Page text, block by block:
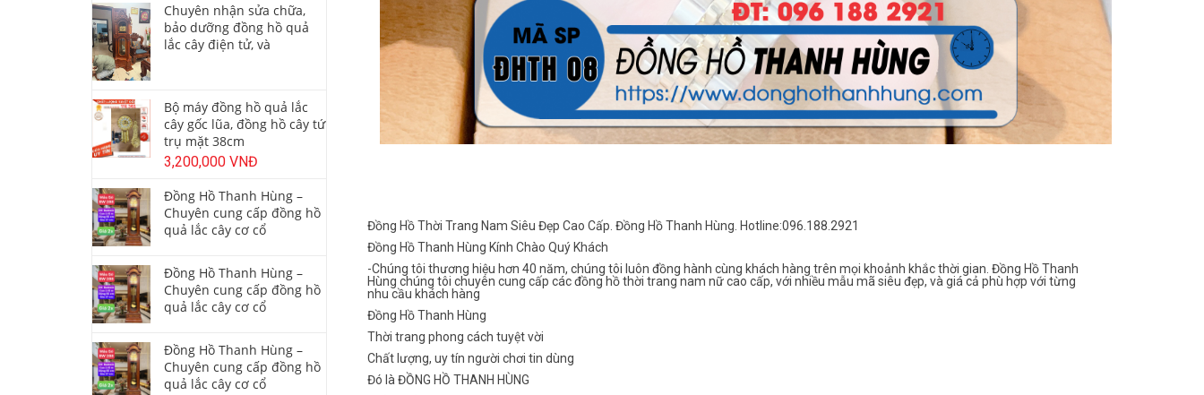
Đồng Hồ Thời Trang Nam Siêu Đẹp Cao Cấp. Đồng Hồ Thanh Hùng. Hotline:096.188.2921
Đồng Hồ Thanh Hùng Kính Chào Quý Khách
-Chúng tôi thương hiệu hơn 40 năm, chúng tôi luôn đồng hành cùng khách hàng trên mọi khoảnh khắc thời gian. Đồng Hồ Thanh
Hùng chúng tôi chuyên cung cấp các đồng hồ thời trang nam nữ cao cấp, với nhiều mẫu mã siêu đẹp, và giá cả phù hợp với từng
nhu cầu khách hàng
Đồng Hồ Thanh Hùng
Thời trang phong cách tuyệt vời
Chất lượng, uy tín người chơi tin dùng
Đó là ĐỒNG HỒ THANH HÙNG
Chuyên nhận sửa chữa,
bảo dưỡng đồng hồ quả
lắc cây điện tử, và
Bộ máy đồng hồ quả lắc
cây gốc lũa, đồng hồ cây tứ
trụ mặt 38cm
3,200,000 VNĐ
Đồng Hồ Thanh Hùng –
Chuyên cung cấp đồng hồ
quả lắc cây cơ cổ
Đồng Hồ Thanh Hùng –
Chuyên cung cấp đồng hồ
quả lắc cây cơ cổ
Đồng Hồ Thanh Hùng –
Chuyên cung cấp đồng hồ
quả lắc cây cơ cổ